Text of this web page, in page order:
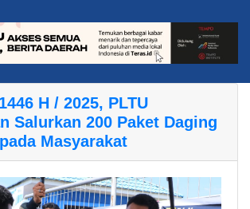
H / 2025, PLTU
Salurkan 200 Paket Daging
Masyarakat